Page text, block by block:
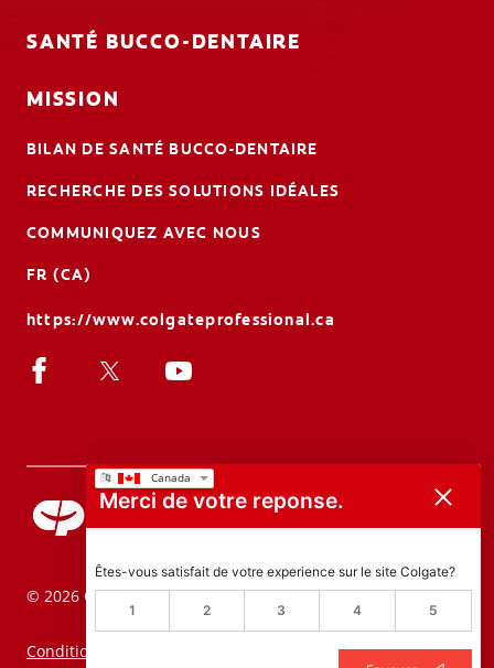
SANTÉ BUCCO-DENTAIRE
MISSION
BILAN DE SANTÉ BUCCO-DENTAIRE
RECHERCHE DES SOLUTIONS IDÉALES
COMMUNIQUEZ AVEC NOUS
FR (CA)
https://www.colgateprofessional.ca
© 2026 Colgate-Palmolive Company. Tous droits réservés.
Conditions d'utilisation
Merci de votre reponse.
Êtes-vous satisfait de votre experience sur le site Colgate?
1 2 3 4 5